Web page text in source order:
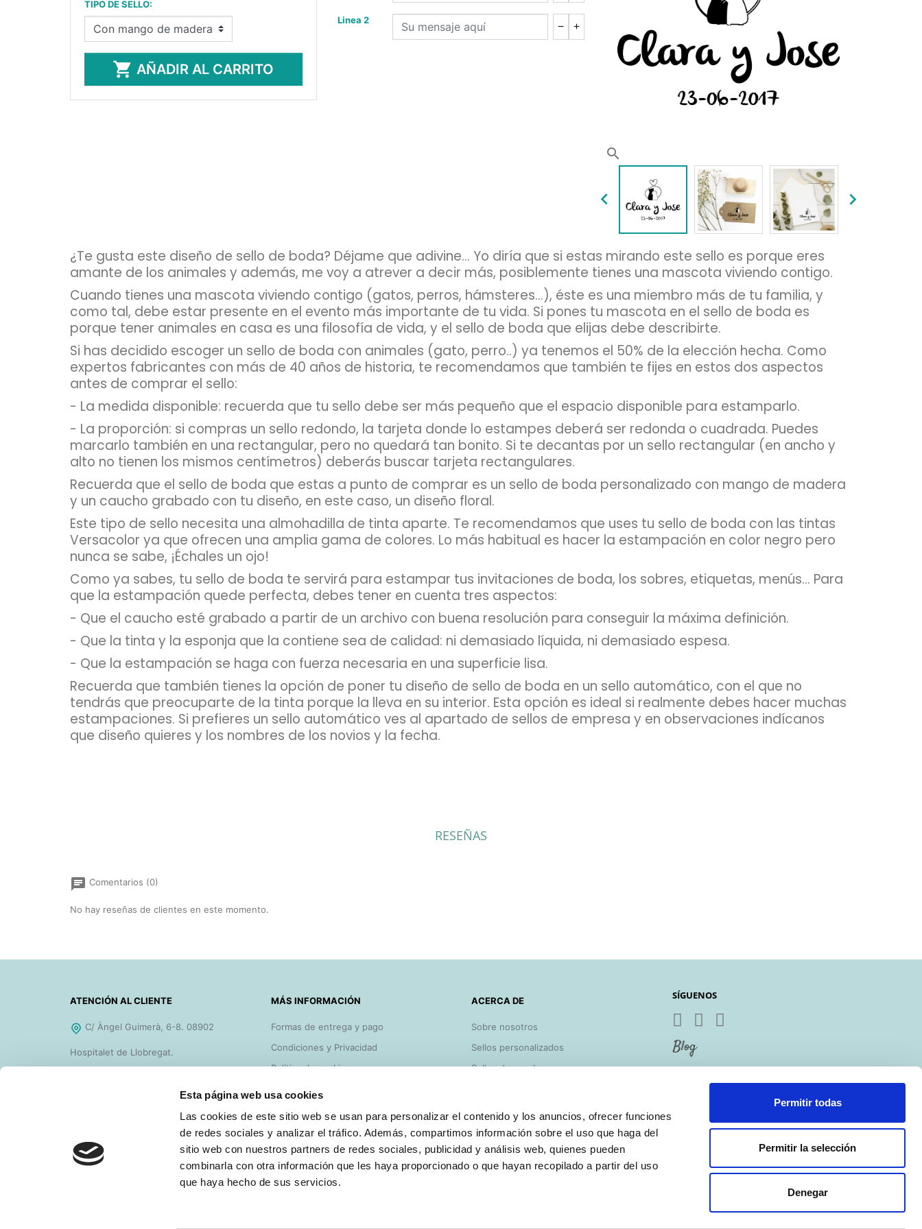
Esta página web usa cookies
Las cookies de este sitio web se usan para personalizar el contenido y los anuncios, ofrecer funciones
de redes sociales y analizar el tráfico. Además, compartimos información sobre el uso que haga del
sitio web con nuestros partners de redes sociales, publicidad y análisis web, quienes pueden
combinarla con otra información que les haya proporcionado o que hayan recopilado a partir del uso
que haya hecho de sus servicios.
Permitir todas
Permitir la selección
Denegar
TIPO DE SELLO:
 AÑADIR AL CARRITO
Linea 2
search
 
¿Te gusta este diseño de sello de boda? Déjame que adivine... Yo diría que si estas mirando este sello es porque eres
amante de los animales y además, me voy a atrever a decir más, posiblemente tienes una mascota viviendo contigo.
Cuando tienes una mascota viviendo contigo (gatos, perros, hámsteres...), éste es una miembro más de tu familia, y
como tal, debe estar presente en el evento más importante de tu vida. Si pones tu mascota en el sello de boda es
porque tener animales en casa es una filosofía de vida, y el sello de boda que elijas debe describirte.
Si has decidido escoger un sello de boda con animales (gato, perro..) ya tenemos el 50% de la elección hecha. Como
expertos fabricantes con más de 40 años de historia, te recomendamos que también te fijes en estos dos aspectos
antes de comprar el sello:
- La medida disponible: recuerda que tu sello debe ser más pequeño que el espacio disponible para estamparlo.
- La proporción: si compras un sello redondo, la tarjeta donde lo estampes deberá ser redonda o cuadrada. Puedes
marcarlo también en una rectangular, pero no quedará tan bonito. Si te decantas por un sello rectangular (en ancho y
alto no tienen los mismos centímetros) deberás buscar tarjeta rectangulares.
Recuerda que el sello de boda que estas a punto de comprar es un sello de boda personalizado con mango de madera
y un caucho grabado con tu diseño, en este caso, un diseño floral.
Este tipo de sello necesita una almohadilla de tinta aparte. Te recomendamos que uses tu sello de boda con las tintas
Versacolor ya que ofrecen una amplia gama de colores. Lo más habitual es hacer la estampación en color negro pero
nunca se sabe, ¡Échales un ojo!
Como ya sabes, tu sello de boda te servirá para estampar tus invitaciones de boda, los sobres, etiquetas, menús... Para
que la estampación quede perfecta, debes tener en cuenta tres aspectos:
- Que el caucho esté grabado a partir de un archivo con buena resolución para conseguir la máxima definición.
- Que la tinta y la esponja que la contiene sea de calidad: ni demasiado líquida, ni demasiado espesa.
- Que la estampación se haga con fuerza necesaria en una superficie lisa.
Recuerda que también tienes la opción de poner tu diseño de sello de boda en un sello automático, con el que no
tendrás que preocuparte de la tinta porque la lleva en su interior. Esta opción es ideal si realmente debes hacer muchas
estampaciones. Si prefieres un sello automático ves al apartado de sellos de empresa y en observaciones indícanos
que diseño quieres y los nombres de los novios y la fecha.
RESEÑAS
chat Comentarios (0)
No hay reseñas de clientes en este momento.
ATENCIÓN AL CLIENTE
C/ Àngel Guimerà, 6-8. 08902
Hospitalet de Llobregat.
Teléfono gratuito 900 828 977
sellosgoma@sellosgoma.com
MÁS INFORMACIÓN
Formas de entrega y pago
Condiciones y Privacidad
Política de cookies
Contacto
ACERCA DE
Sobre nosotros
Sellos personalizados
Sellos de caucho
Blog Sellosgoma
SÍGUENOS